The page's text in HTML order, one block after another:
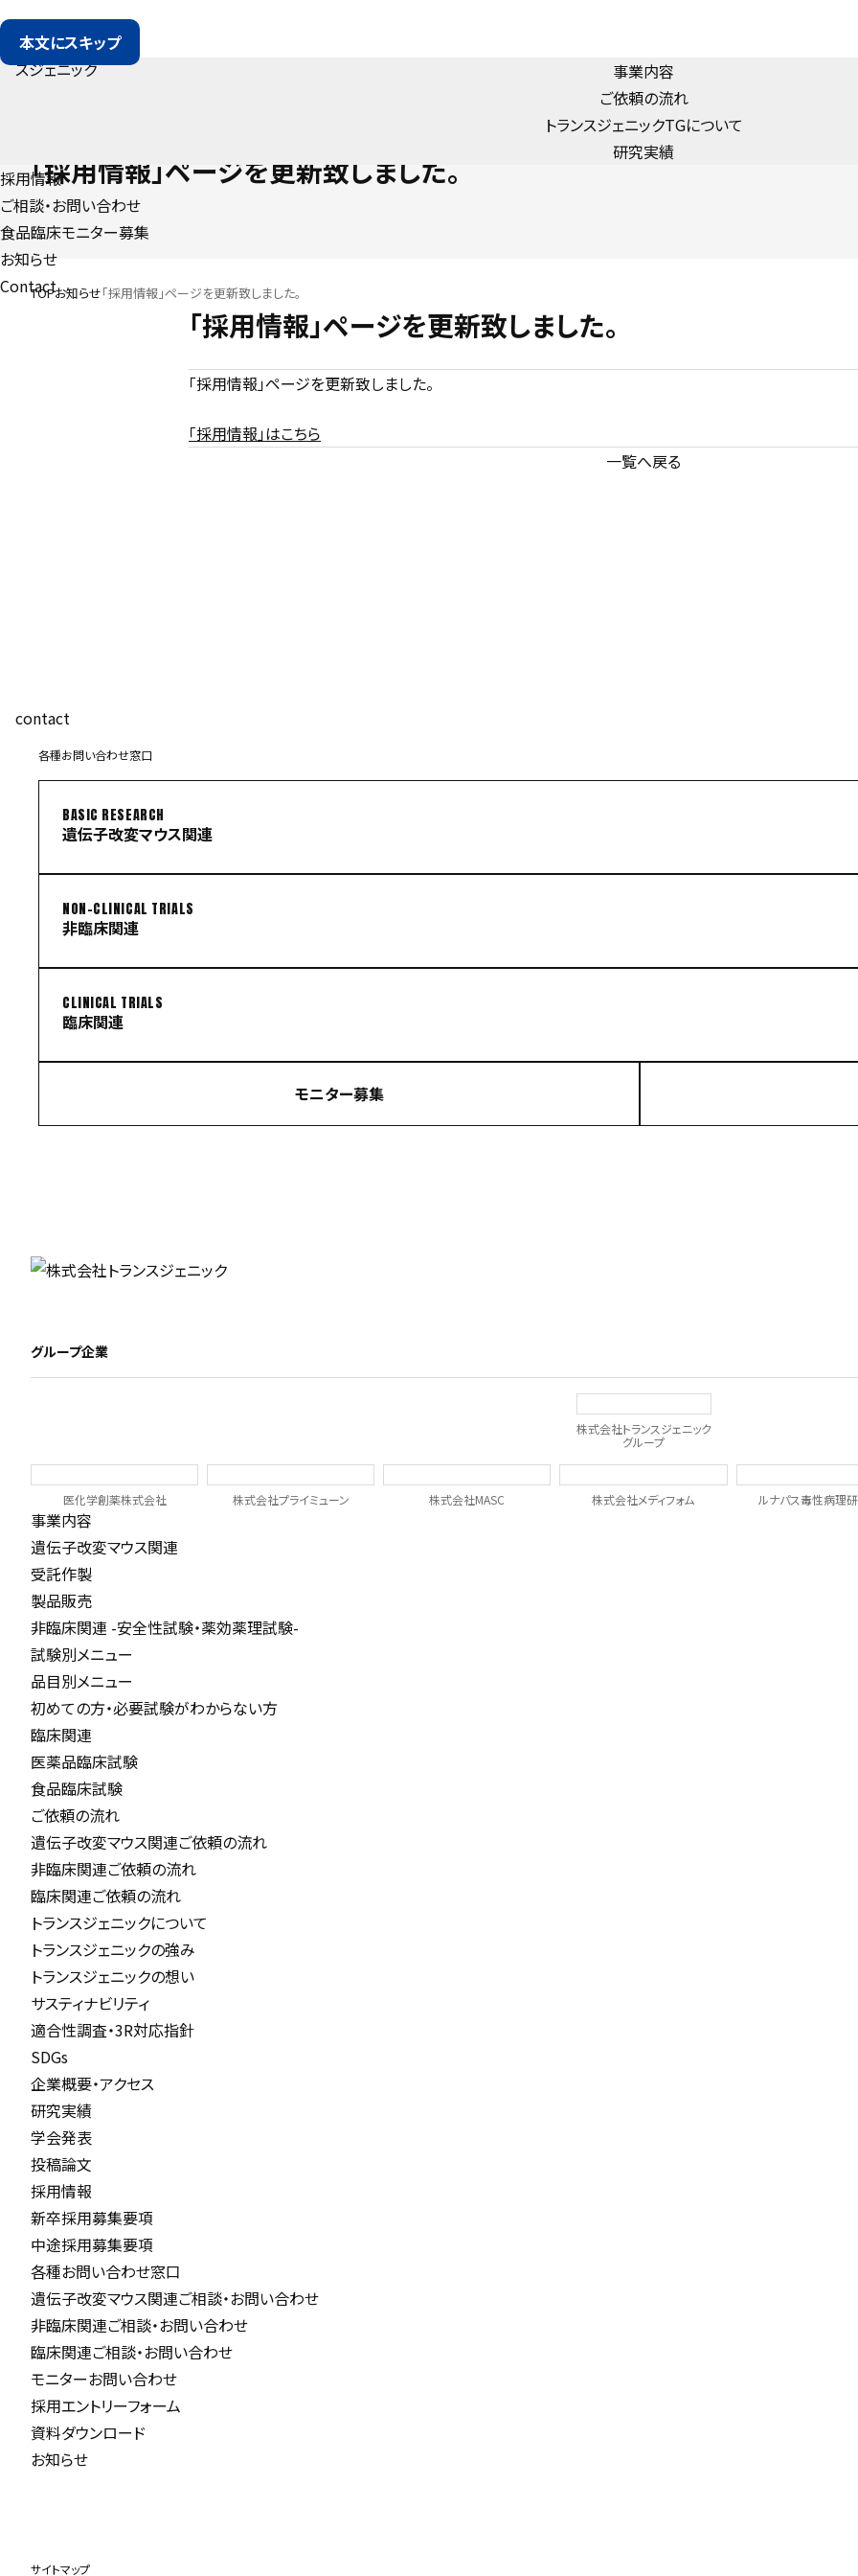
本文にスキップ
事業内容
ご依頼の流れ
トランスジェニックTGについて
研究実績
採用情報
ご相談・お問い合わせ
食品臨床モニター募集
お知らせ
Contact
「採用情報」ページを更新致しました。
TOPお知らせ「採用情報」ページを更新致しました。
「採用情報」ページを更新致しました。
「採用情報」ページを更新致しました。
「採用情報」はこちら
一覧へ戻る
contact
各種お問い合わせ窓口
遺伝子改変マウス関連
BASIC RESEARCH
非臨床関連
NON-CLINICAL TRIALS
臨床関連
CLINICAL TRIALS
モニター募集
グループ企業
株式会社トランスジェニック
グループ
医化学創薬株式会社 株式会社プライミューン 株式会社MASC 株式会社メディフォム ルナパス毒性病理
事業内容
遺伝子改変マウス関連
受託作製
製品販売
非臨床関連 -安全性試験・薬効薬理試験-
試験別メニュー
品目別メニュー
初めての方・必要試験がわからない方
臨床関連
医薬品臨床試験
食品臨床試験
ご依頼の流れ
遺伝子改変マウス関連ご依頼の流れ
非臨床関連ご依頼の流れ
臨床関連ご依頼の流れ
トランスジェニックについて
トランスジェニックの強み
トランスジェニックの想い
サスティナビリティ
適合性調査・3R対応指針
SDGs
企業概要・アクセス
研究実績
学会発表
投稿論文
採用情報
新卒採用募集要項
中途採用募集要項
各種お問い合わせ窓口
遺伝子改変マウス関連ご相談・お問い合わせ
非臨床関連ご相談・お問い合わせ
臨床関連ご相談・お問い合わせ
モニターお問い合わせ
採用エントリーフォーム
資料ダウンロード
お知らせ
サイトマップ